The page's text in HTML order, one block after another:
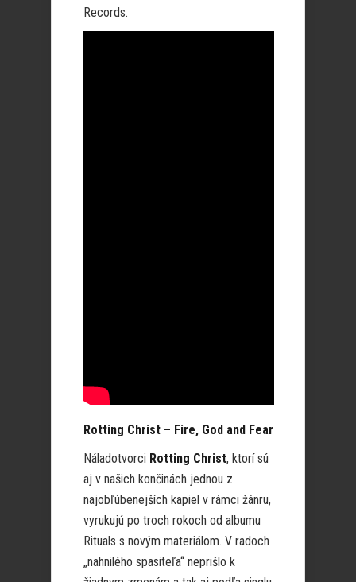
Records.
Rotting Christ – Fire, God and Fear
Náladotvorci Rotting Christ, ktorí sú
aj v našich končinách jednou z
najobľúbenejších kapiel v rámci žánru,
vyrukujú po troch rokoch od albumu
Rituals s novým materiálom. V radoch
„nahnilého spasiteľa“ neprišlo k